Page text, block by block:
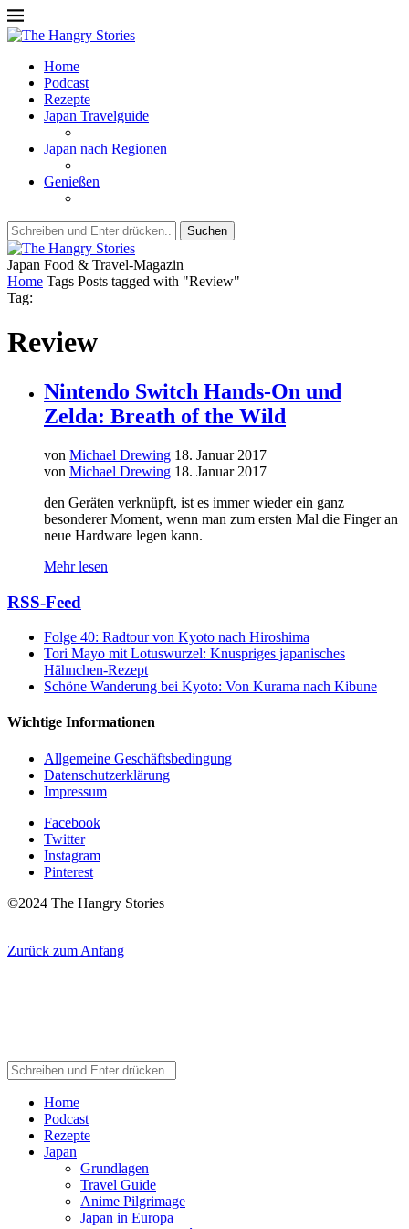
Home
Podcast
Rezepte
Japan Travelguide
Japan nach Regionen
Genießen
Suchen
Japan Food & Travel-Magazin
Home Tags Posts tagged with "Review"
Tag:
Review
Nintendo Switch Hands-On und
Zelda: Breath of the Wild
von Michael Drewing 18. Januar 2017
von Michael Drewing 18. Januar 2017
den Geräten verknüpft, ist es immer wieder ein ganz
besonderer Moment, wenn man zum ersten Mal die Finger an
neue Hardware legen kann.
Mehr lesen
RSS-Feed
Folge 40: Radtour von Kyoto nach Hiroshima
Tori Mayo mit Lotuswurzel: Knuspriges japanisches
Hähnchen-Rezept
Schöne Wanderung bei Kyoto: Von Kurama nach Kibune
Wichtige Informationen
Allgemeine Geschäftsbedingung
Datenschutzerklärung
Impressum
Facebook
Twitter
Instagram
Pinterest
©2024 The Hangry Stories
Zurück zum Anfang
Home
Podcast
Rezepte
Japan
Grundlagen
Travel Guide
Anime Pilgrimage
Japan in Europa